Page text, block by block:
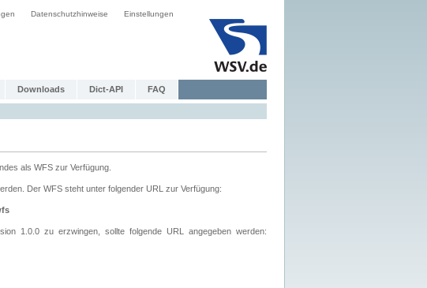
Datenschutzhinweise Einstellungen
Downloads Dict-API FAQ
als WFS zur Verfügung.
Der WFS steht unter folgender URL zur Verfügung:
1.0.0 zu erzwingen, sollte folgende URL angegeben werden: